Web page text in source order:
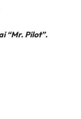
“Mr. Pilot”.